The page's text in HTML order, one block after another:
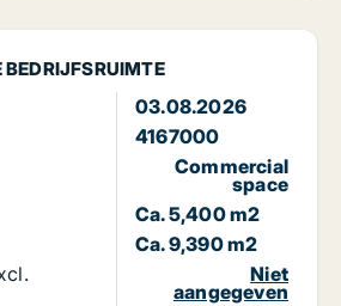
BEDRIJFSRUIMTE
03.08.2026
4167000
Commercial
space
Ca. 5,400 m2
Ca. 9,390 m2
Niet
aangegeven